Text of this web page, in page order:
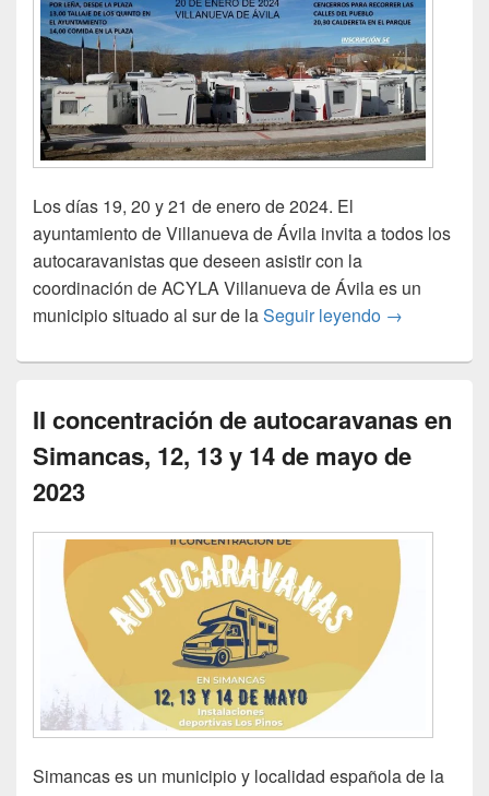
Los días 19, 20 y 21 de enero de 2024. El
ayuntamiento de Villanueva de Ávila invita a todos los
autocaravanistas que deseen asistir con la
coordinación de ACYLA Villanueva de Ávila es un
municipio situado al sur de laSeguir leyendo Villanueva
→
II concentración de autocaravanas en
Simancas, 12, 13 y 14 de mayo de
2023
Simancas es un municipio y localidad española de la